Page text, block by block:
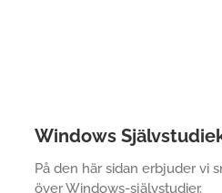
Windows
På den här sidan erbjuder vi
över Windows-självstudier.